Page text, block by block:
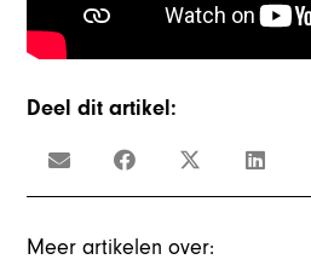
Deel dit artikel:
Meer artikelen over: